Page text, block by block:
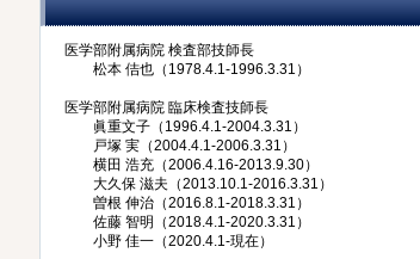
医学部附属病院 検査部技師長
松本 佶也（1978.4.1-1996.3.31）
医学部附属病院 臨床検査技師長
眞重文子（1996.4.1-2004.3.31）
戸塚 実（2004.4.1-2006.3.31）
横田 浩充（2006.4.16-2013.9.30）
大久保 滋夫（2013.10.1-2016.3.31）
曽根 伸治（2016.8.1-2018.3.31）
佐藤 智明（2018.4.1-2020.3.31）
小野 佳一（2020.4.1-現在）